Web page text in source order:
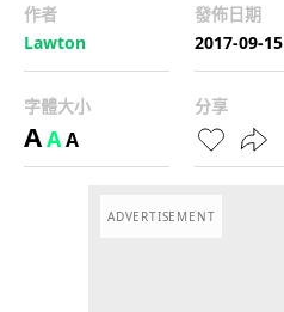
作者
Lawton
發佈日期
2017-09-15
字體大小
AAA
分享
ADVERTISEMENT